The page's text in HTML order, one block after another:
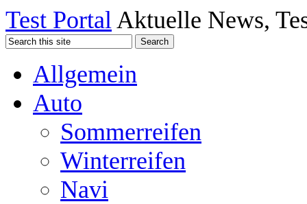
Test PortalAktuelle News,
Allgemein
Auto
Sommerreifen
Winterreifen
Navi